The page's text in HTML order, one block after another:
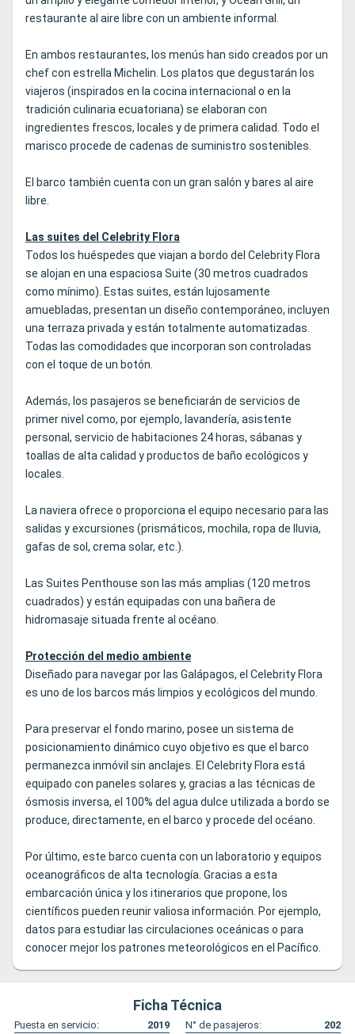
restaurante al aire libre con un ambiente informal.
En ambos restaurantes, los menús han sido creados por un
chef con estrella Michelin. Los platos que degustarán los
viajeros (inspirados en la cocina internacional o en la
tradición culinaria ecuatoriana) se elaboran con
ingredientes frescos, locales y de primera calidad. Todo el
marisco procede de cadenas de suministro sostenibles.
El barco también cuenta con un gran salón y bares al aire
libre.
Las suites del Celebrity Flora
Todos los huéspedes que viajan a bordo del Celebrity Flora
se alojan en una espaciosa Suite (30 metros cuadrados
como mínimo). Estas suites, están lujosamente
amuebladas, presentan un diseño contemporáneo, incluyen
una terraza privada y están totalmente automatizadas.
Todas las comodidades que incorporan son controladas
con el toque de un botón.
Además, los pasajeros se beneficiarán de servicios de
primer nivel como, por ejemplo, lavandería, asistente
personal, servicio de habitaciones 24 horas, sábanas y
toallas de alta calidad y productos de baño ecológicos y
locales.
La naviera ofrece o proporciona el equipo necesario para las
salidas y excursiones (prismáticos, mochila, ropa de lluvia,
gafas de sol, crema solar, etc.).
Las Suites Penthouse son las más amplias (120 metros
cuadrados) y están equipadas con una bañera de
hidromasaje situada frente al océano.
Protección del medio ambiente
Diseñado para navegar por las Galápagos, el Celebrity Flora
es uno de los barcos más limpios y ecológicos del mundo.
Para preservar el fondo marino, posee un sistema de
posicionamiento dinámico cuyo objetivo es que el barco
permanezca inmóvil sin anclajes. El Celebrity Flora está
equipado con paneles solares y, gracias a las técnicas de
ósmosis inversa, el 100% del agua dulce utilizada a bordo se
produce, directamente, en el barco y procede del océano.
Por último, este barco cuenta con un laboratorio y equipos
oceanográficos de alta tecnología. Gracias a esta
embarcación única y los itinerarios que propone, los
científicos pueden reunir valiosa información. Por ejemplo,
datos para estudiar las circulaciones oceánicas o para
conocer mejor los patrones meteorológicos en el Pacífico.
Ficha Técnica
Puesta en servicio: 2019 N° de pasajeros:
202